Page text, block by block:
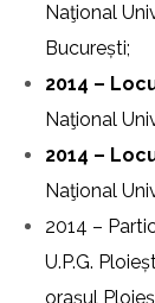
Naţional
București;
2014 –
Naţional
2014 –
Naţional
2014 –
U.P.G.
oraşul